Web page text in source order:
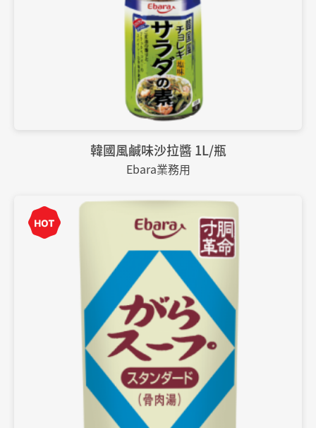
韓國風鹹味沙拉醬 1L/瓶
Ebara業務用